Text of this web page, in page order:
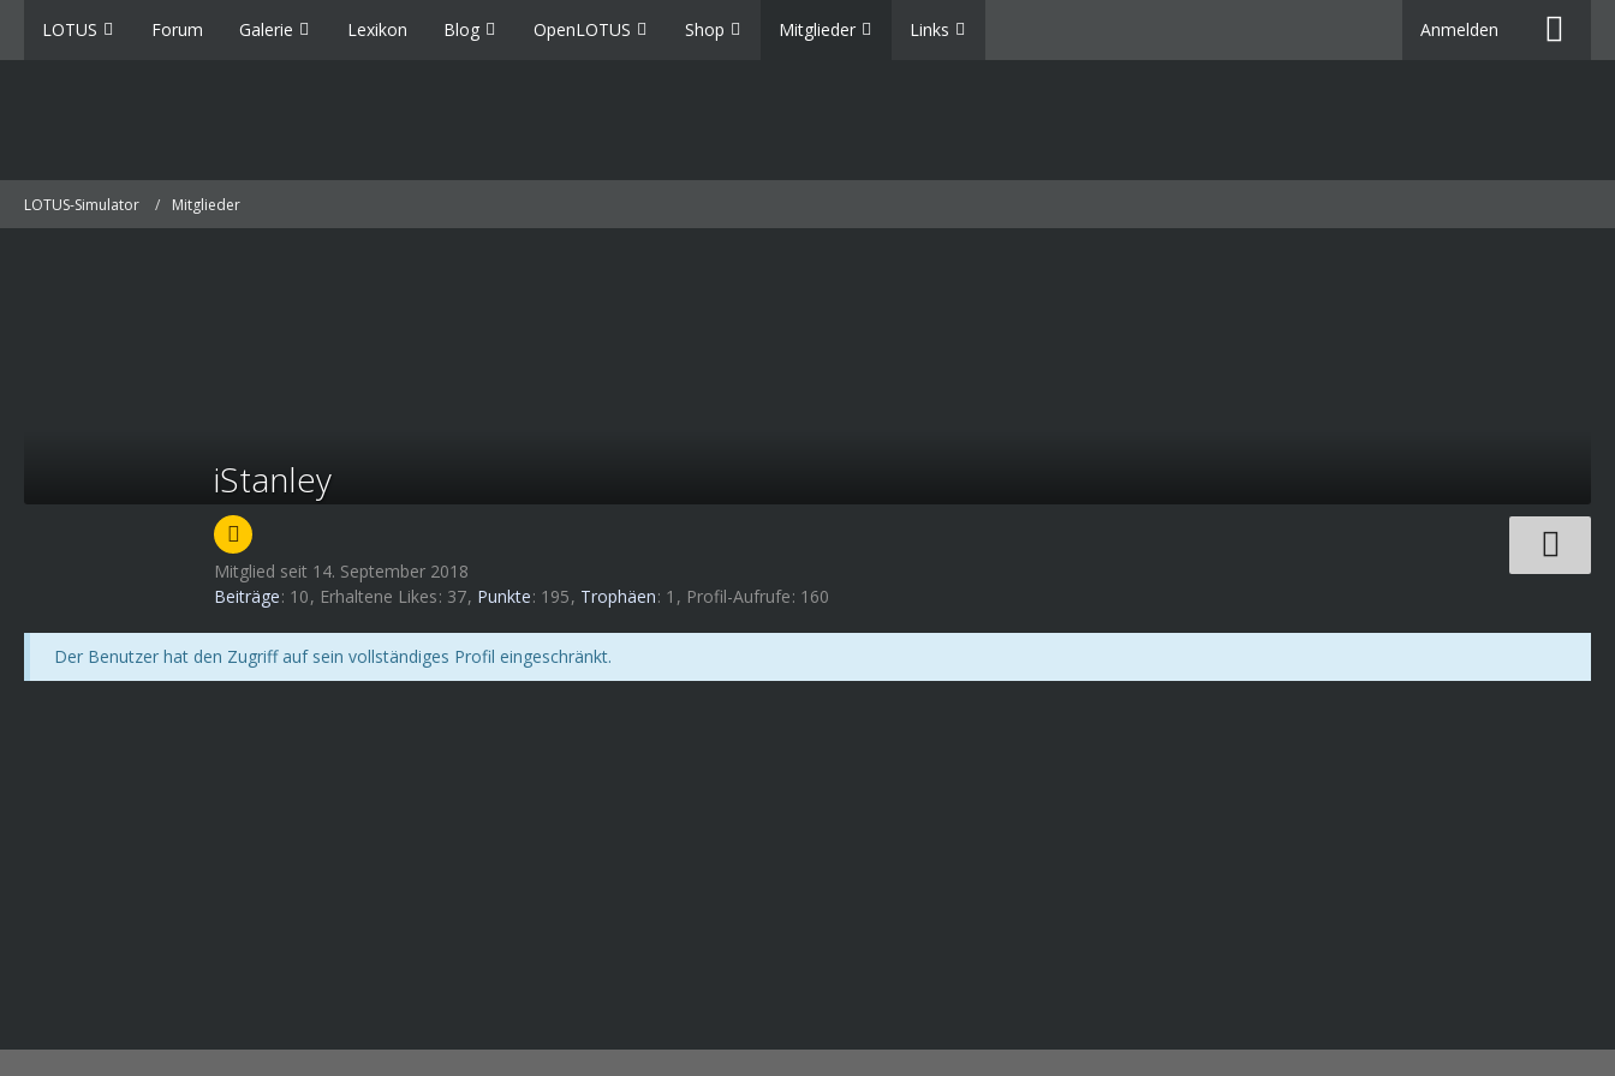
LOTUS Forum Galerie Lexikon Blog OpenLOTUS Shop Mitglieder Links Anmelden
LOTUS-Simulator Mitglieder
iStanley
Mitglied seit 14. September 2018
Beiträge 10 Erhaltene Likes 37 Punkte 195 Trophäen 1 Profil-Aufrufe 160
Der Benutzer hat den Zugriff auf sein vollständiges Profil eingeschränkt.